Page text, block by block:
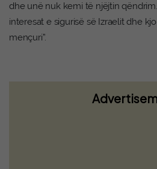
dhe unë nuk kemi të njëjtin
interesat e sigurisë së Izraelit dhe
mençuri”.